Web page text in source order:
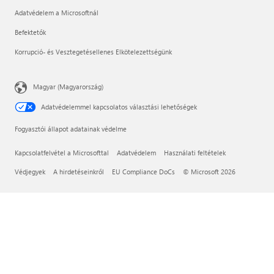
Adatvédelem a Microsoftnál
Befektetők
Korrupció- és Vesztegetésellenes Elkötelezettségünk
Magyar (Magyarország)
Adatvédelemmel kapcsolatos választási lehetőségek
Fogyasztói állapot adatainak védelme
Kapcsolatfelvétel a Microsofttal Adatvédelem Használati feltételek
Védjegyek A hirdetéseinkről EU Compliance DoCs © Microsoft 2026